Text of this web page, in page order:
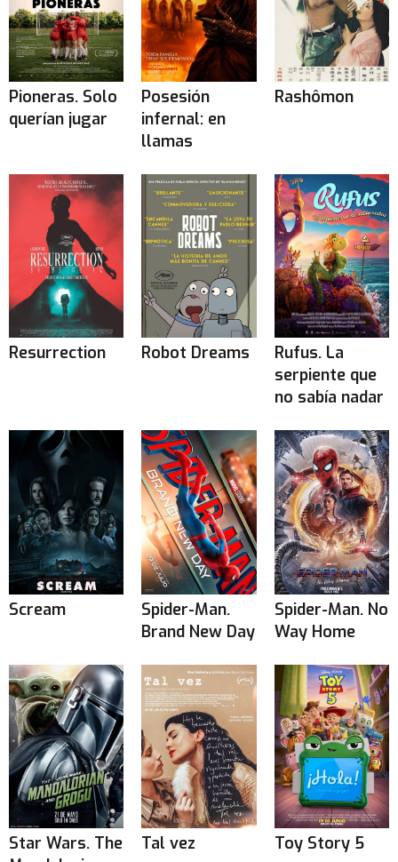
Pioneras. Solo
querían jugar
Posesión
infernal: en
llamas
Rashômon
Resurrection Robot Dreams
Rufus. La
serpiente que
no sabía nadar
Scream
Spider-Man.
Brand New Day
Spider-Man. No
Way Home
Star Wars. The
Tal vez Toy Story 5